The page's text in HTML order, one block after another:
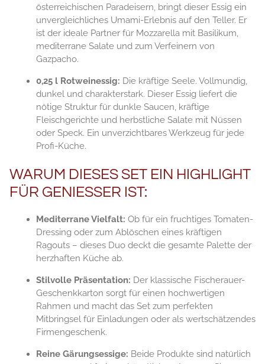
österreichischen Paradeisern, bringt dieser Essig ein
unvergleichliches Umami-Erlebnis auf den Teller. Er
ist der ideale Partner für Mozzarella mit Basilikum,
mediterrane Salate und zum Verfeinern von
Gazpacho.
0,25 l Rotweinessig: Die kräftige Seele. Vollmundig,
dunkel und charakterstark. Dieser Essig liefert die
nötige Struktur für dunkle Saucen, kräftige
Fleischgerichte und herbstliche Salate mit Nüssen
oder Speck. Ein unverzichtbares Werkzeug für jede
Profi-Küche.
WARUM DIESES SET EIN HIGHLIGHT
FÜR GENIESSER IST:
Mediterrane Vielfalt: Ob für ein fruchtiges Tomaten-
Dressing oder zum Ablöschen eines kräftigen
Ragouts – dieses Duo deckt die gesamte Palette der
herzhaften Küche ab.
Stilvolle Präsentation: Der klassische Fischerauer-
Geschenkkarton sorgt für einen hochwertigen
Rahmen und macht das Set zum perfekten
Mitbringsel für Einladungen oder als wertschätzendes
Firmengeschenk.
Reine Gärungsessige: Beide Produkte sind natürlich